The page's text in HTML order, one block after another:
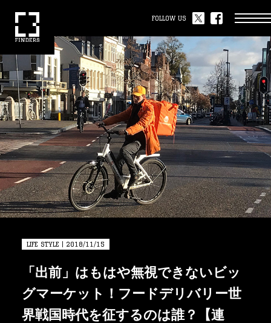
FOLLOW US
LIFE STYLE | 2018/11/15
「出前」はもはや無視できないビッ
グマーケット！フードデリバリー世
界戦国時代を征するのは誰？【連